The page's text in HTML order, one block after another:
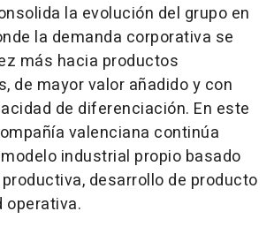
la evolución del grupo en
la demanda corporativa se
más hacia productos
de mayor valor añadido y con
de diferenciación. En este
valenciana continúa
industrial propio basado
desarrollo de producto
operativa.